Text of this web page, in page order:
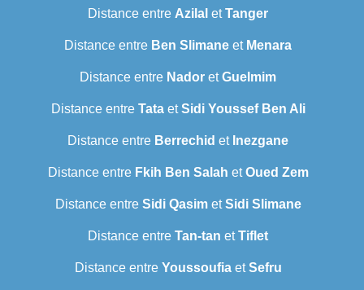
Distance entre Azilal etTanger
Distance entre Ben Slimane et Menara
Distance entre Nador etGuelmim
Distance entre TataetSidi Youssef Ben Ali
Distance entre Berrechid et Inezgane
Distance entre Fkih Ben Salah etOued Zem
Distance entre Sidi QasimetSidi Slimane
Distance entre Tan-tan etTiflet
Distance entre YoussoufiaetSefru